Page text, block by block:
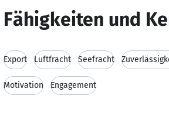
Fähigkeiten und
Export Luftfracht Seefracht
Motivation Engagement